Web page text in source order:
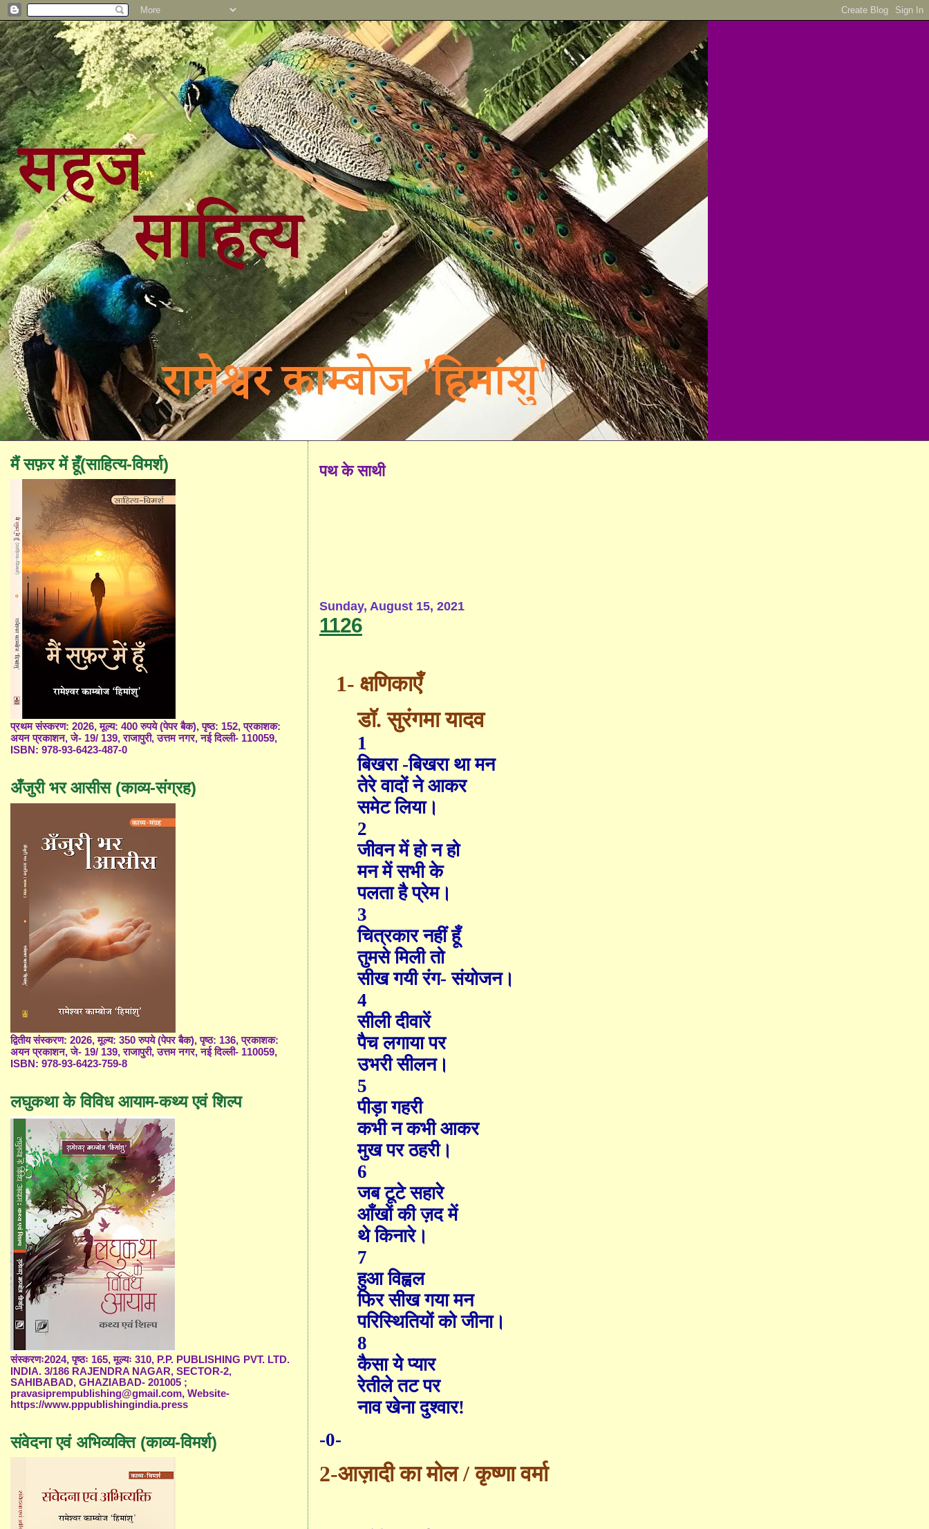
पथ के साथी
Sunday, August 15, 2021
1126
1- क्षणिकाएँ
डॉ. सुरंगमा यादव
1
बिखरा -बिखरा था मन
तेरे वादों ने आकर
समेट लिया।
2
जीवन में हो न हो
मन में सभी के
पलता है प्रेम।
3
चित्रकार नहीं हूँ
तुमसे मिली तो
सीख गयी रंग- संयोजन।
4
सीली दीवारें
पैच लगाया पर
उभरी सीलन।
5
पीड़ा गहरी
कभी न कभी आकर
मुख पर ठहरी।
6
जब टूटे सहारे
आँखों की ज़द में
थे किनारे।
7
हुआ विह्वल
फिर सीख गया मन
परिस्थितियों को जीना।
8
कैसा ये प्यार
रेतीले तट पर
नाव खेना दुश्वार!
-0-
2-आज़ादी का मोल/ कृष्णा वर्मा
मैं सफ़र में हूँ(साहित्य-विमर्श)
प्रथम संस्करण: 2026, मूल्य: 400 रुपये (पेपर बैक), पृष्ठ: 152, प्रकाशक:
अयन प्रकाशन, जे- 19/ 139, राजापुरी, उत्तम नगर, नई दिल्ली- 110059,
ISBN: 978-93-6423-487-0
अँजुरी भर आसीस (काव्य-संग्रह)
द्वितीय संस्करण: 2026, मूल्य: 350 रुपये (पेपर बैक), पृष्ठ: 136, प्रकाशक:
अयन प्रकाशन, जे- 19/ 139, राजापुरी, उत्तम नगर, नई दिल्ली- 110059,
ISBN: 978-93-6423-759-8
लघुकथा के विविध आयाम-कथ्य एवं शिल्प
संस्करणः2024, पृष्ठः 165, मूल्यः 310, P.P. PUBLISHING PVT. LTD.
INDIA. 3/186 RAJENDRA NAGAR, SECTOR-2,
SAHIBABAD, GHAZIABAD- 201005 ;
pravasiprempublishing@gmail.com, Website-
https://www.pppublishingindia.press
संवेदना एवं अभिव्यक्ति (काव्य-विमर्श)